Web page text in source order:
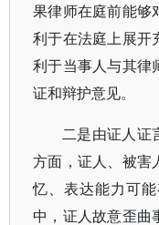
果律师在庭前能够
利于在法庭上展开
利于当事人与其律
证和辩护意见。
二是由证人证
方面，证人、被害
忆、表达能力可
中，证人故意歪曲